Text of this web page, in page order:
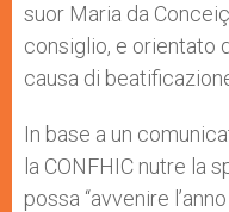
suor Maria da
consiglio, e orientato
causa di
In base a un
la CONFHIC nutre la
possa “avvenire